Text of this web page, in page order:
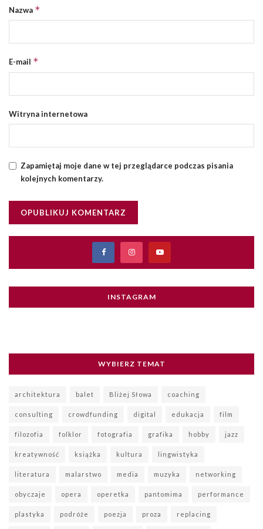
Nazwa *
E-mail *
Witryna internetowa
Zapamiętaj moje dane w tej przeglądarce podczas pisania
kolejnych komentarzy.
INSTAGRAM
WYBIERZ TEMAT
architektura balet Bliżej Słowa coaching
consulting crowdfunding digital edukacja film
filozofia folklor fotografia grafika hobby jazz
kreatywność książka kultura lingwistyka
literatura malarstwo media muzyka networking
obyczaje opera operetka pantomima performance
plastyka podróże poezja proza replacing